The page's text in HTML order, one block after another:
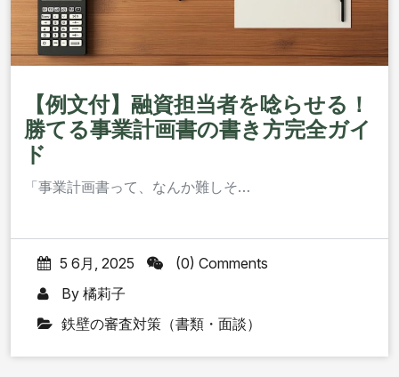
【例文付】融資担当者を唸らせる！
勝てる事業計画書の書き方完全ガイ
ド
「事業計画書って、なんか難しそ…
5 6月, 2025
(0) Comments
By 橘莉子
鉄壁の審査対策（書類・面談）